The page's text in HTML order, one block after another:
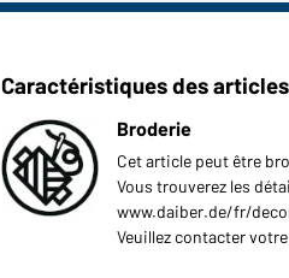
Caractéristiques des articles
Broderie
Cet article peut être
Vous trouverez les
www.daiber.de/fr/
Veuillez contacter